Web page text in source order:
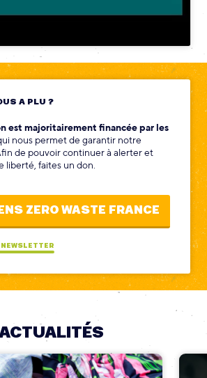
A PLU ?
est majoritairement financée par les
nous permet de garantir notre
de pouvoir continuer à alerter et
liberté, faites un don.
ZERO WASTE FRANCE